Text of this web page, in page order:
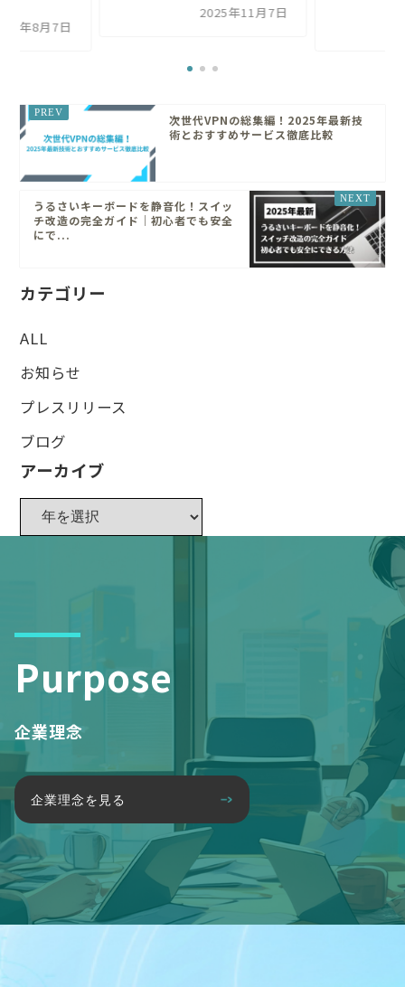
年8月7日
2025年11月7日
次世代VPNの総集編！2025年最新技
術とおすすめサービス徹底比較
うるさいキーボードを静音化！スイッ
チ改造の完全ガイド｜初心者でも安全
にで...
カテゴリー
ALL
お知らせ
プレスリリース
ブログ
アーカイブ
Purpose
企業理念
企業理念を見る